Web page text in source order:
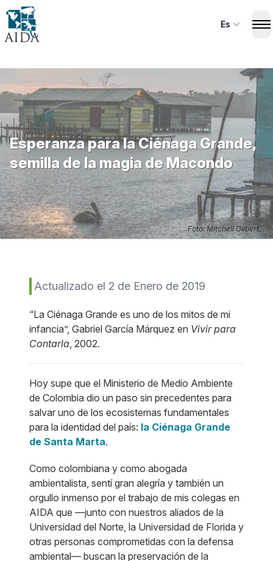
Skip
main
Es
Esperanza para la Ciénaga Grande,
semilla de la magia de Macondo
Foto: Mitchell Gilbert.
Actualizado el 2 de Enero de 2019
“La Ciénaga Grande es uno de los mitos de mi
infancia”, Gabriel García Márquez en Vivir para
Contarla, 2002.
Hoy supe que el Ministerio de Medio Ambiente
de Colombia dio un paso sin precedentes para
salvar uno de los ecosistemas fundamentales
para la identidad del país: la Ciénaga Grande
de Santa Marta.
Como colombiana y como abogada
ambientalista, sentí gran alegría y también un
orgullo inmenso por el trabajo de mis colegas en
AIDA que —junto con nuestros aliados de la
Universidad del Norte, la Universidad de Florida y
otras personas comprometidas con la defensa
ambiental— buscan la preservación de la